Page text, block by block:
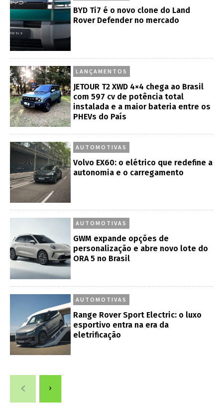
BYD Ti7 é o novo clone do Land
Rover Defender no mercado
LANÇAMENTOS
JETOUR T2 XWD 4×4 chega ao Brasil
com 597 cv de potência total
instalada e a maior bateria entre os
PHEVs do País
AUTOMOTIVAS
Volvo EX60: o elétrico que redefine a
autonomia e o carregamento
AUTOMOTIVAS
GWM expande opções de
personalização e abre novo lote do
ORA 5 no Brasil
AUTOMOTIVAS
Range Rover Sport Electric: o luxo
esportivo entra na era da
eletrificação